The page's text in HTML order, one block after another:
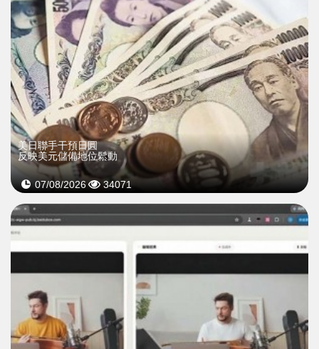
美日聯手干預日圓
反映美元儲備地位鬆動
07/08/2026 34071